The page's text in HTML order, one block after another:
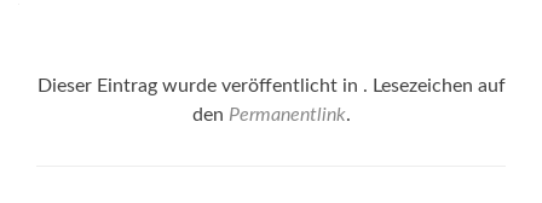
Dieser Eintrag wurde veröffentlicht in . Lesezeichen auf
den Permanentlink.